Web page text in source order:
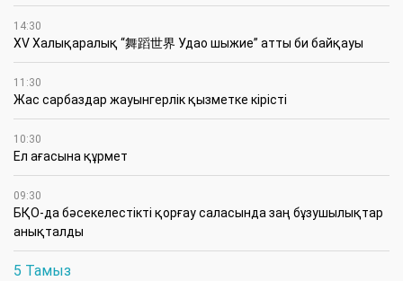
14:30
XV Халықаралық “舞蹈世界 Удао шыжие” атты би байқауы
11:30
Жас сарбаздар жауынгерлік қызметке кірісті
10:30
Ел ағасына құрмет
09:30
БҚО-да бәсекелестікті қорғау саласында заң бұзушылықтар
анықталды
5 Тамыз